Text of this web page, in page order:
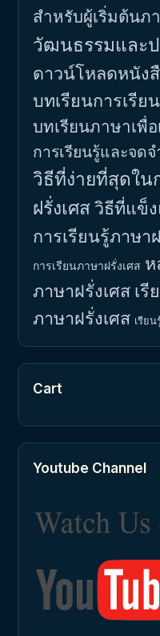
สำหรับผู้เริ่มต้นภ
วัฒนธรรมและป
ดาวน์โหลดหนังสื
บทเรียนการเรีย
บทเรียนภาษาเพื่
การเรียนรู้และจด
วิธีที่ง่ายที่สุดใน
ฝรั่งเศสวิธีที่แข็
การเรียนรู้ภาษา
การเรียนภาษาฝรั่งเศส ห
ภาษาฝรั่งเศส เรี
ภาษาฝรั่งเศส เรีย
Cart
Youtube Channel